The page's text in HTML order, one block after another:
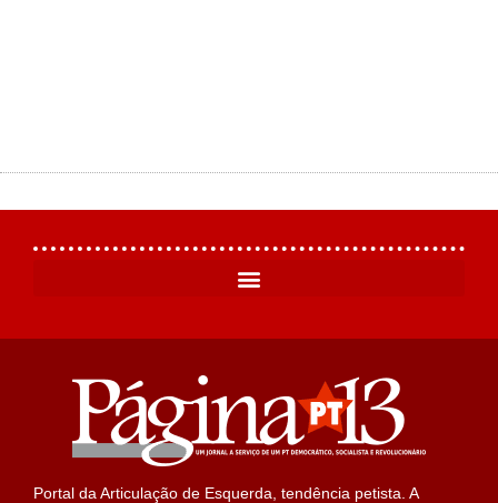
Portal da Articulação de Esquerda, tendência petista. A